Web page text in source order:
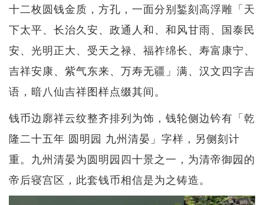
十二枚圆钱金质，方孔，一面分别錾刻高浮雕「天
下太平、长治久安、政通人和、和风甘雨、国泰民
安、光明正大、受天之禄、福祚绵长、寿富康宁、
吉祥安康、紫气东来、万寿无疆」满、汉文四字吉
语，暗八仙吉祥图样点缀其间。
钱币边廓祥云纹整齐排列为饰，钱轮侧边钤有「乾
隆二十五年 圆明园 九州清晏」字样，另侧刻计
重。九州清晏为圆明园四十景之一，为清帝御园的
帝后寝宫区，此套钱币相信是为之铸造。